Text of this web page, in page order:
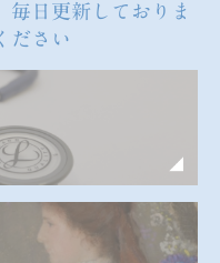
毎日更新しておりま
ださい